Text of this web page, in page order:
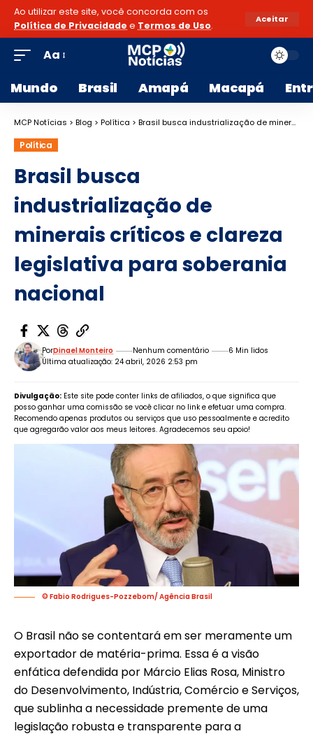
Ao utilizar este site, você concorda com os
Política de Privacidade e Termos de Uso.
Aceitar
Aa
Mundo Brasil Amapá Macapá
MCP Notícias > Blog > Política > Brasil busca industrialização de minerais críticos e clareza legislativa para soberania nacional
Política
Brasil busca
industrialização de
minerais críticos e clareza
legislativa para soberania
nacional
Última atualização: 24 abril, 2026 2:53 pm
PorDinael Monteiro Nenhum comentário 6 Min lidos
Divulgação: Este site pode conter links de afiliados, o que significa que
posso ganhar uma comissão se você clicar no link e efetuar uma compra.
Recomendo apenas produtos ou serviços que uso pessoalmente e acredito
que agregarão valor aos meus leitores. Agradecemos seu apoio!
© Fabio Rodrigues-Pozzebom/ Agência Brasil
O Brasil não se contentará em ser meramente um
exportador de matéria-prima. Essa é a visão
enfática defendida por Márcio Elias Rosa, Ministro
do Desenvolvimento, Indústria, Comércio e Serviços,
que sublinha a necessidade premente de uma
legislação robusta e transparente para a